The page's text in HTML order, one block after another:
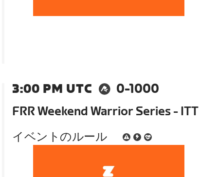
3:00 PM UTC
0-1000
FRR Weekend Warrior Series - ITT
イベントのルール